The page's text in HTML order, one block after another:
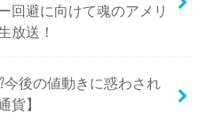
回避に向けて魂のアメリ
放送！
後の値動きに惑わされ
貨】